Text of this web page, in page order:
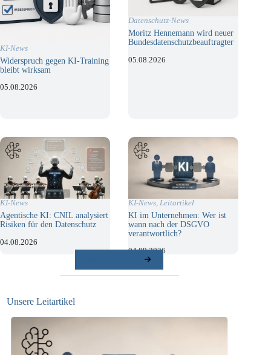
KI-News
Widerspruch gegen KI-Training
bleibt wirksam
05.08.2026
Datenschutz-News
Moritz Hennemann wird neuer
Bundesdatenschutzbeauftragter
05.08.2026
KI-News
Agentische KI: CNIL analysiert
Risiken für den Datenschutz
04.08.2026
KI-News,Leitartikel
KI im Unternehmen: Wer ist
wann nach der DSGVO
verantwortlich?
04.08.2026
Unsere Leitartikel